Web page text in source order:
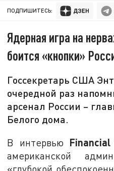
ПОДПИШИТЕСЬ:
Ядерная игра на
боится «кнопки»
Госсекретарь США
очередной раз
арсенал России –
Белого дома.
В интервью
американской
«глубокой